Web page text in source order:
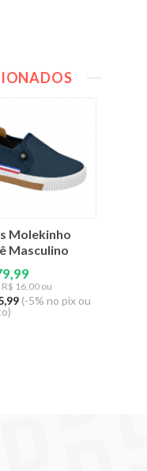
Molekinho
Masculino
R$ 16,00 ou
(-5% no pix ou